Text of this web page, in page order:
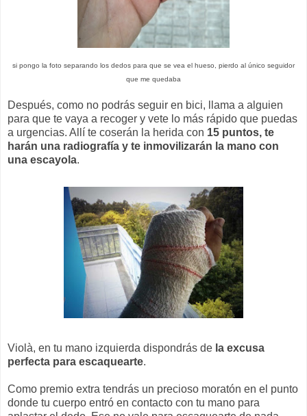
si pongo la foto separando los dedos para que se vea el hueso, pierdo al único seguidor
que me quedaba
Después, como no podrás seguir en bici, llama a alguien
para que te vaya a recoger y vete lo más rápido que puedas
a urgencias. Allí te coserán la herida con 15 puntos, te
harán una radiografía y te inmovilizarán la mano con
una escayola.
Violà, en tu mano izquierda dispondrás de la excusa
perfecta para escaquearte.
Como premio extra tendrás un precioso moratón en el punto
donde tu cuerpo entró en contacto con tu mano para